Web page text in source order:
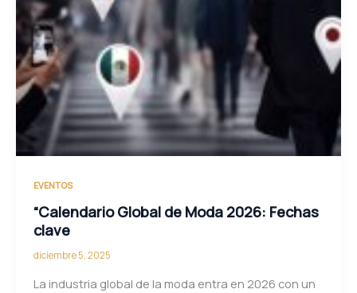
EVENTOS
“Calendario Global de Moda 2026: Fechas
clave
diciembre 5, 2025
La industria global de la moda entra en 2026 con un